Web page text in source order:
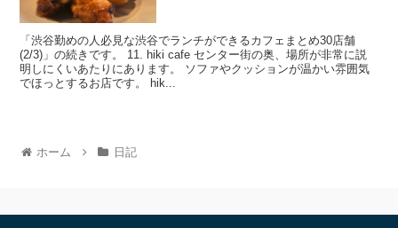
「渋谷勤めの人必見な渋谷でランチができるカフェまとめ30店舗
(2/3)」の続きです。 11. hiki cafe センター街の奥、場所が非常に説
明しにくいあたりにあります。 ソファやクッションが温かい雰囲気
でほっとするお店です。 hik...
ホーム 日記